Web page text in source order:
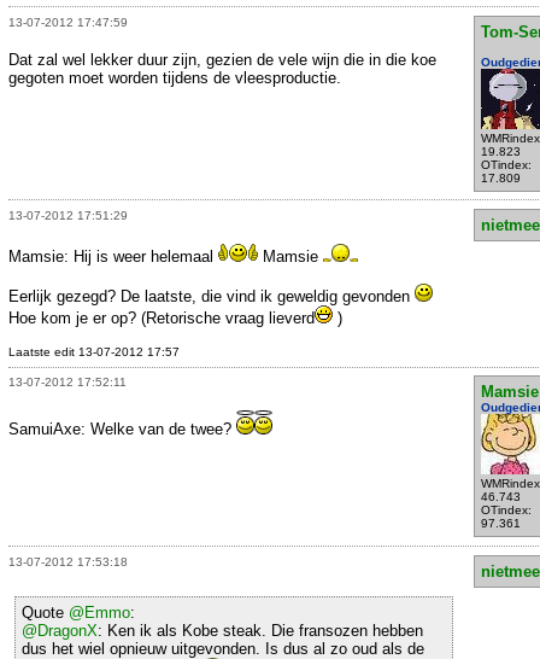
13-07-2012 17:47:59
Tom-
19.823
OTindex:
17.809
Dat zal wel lekker duur zijn, gezien de vele wijn die in die koe
gegoten moet worden tijdens de vleesproductie.
13-07-2012 17:51:29
Mamsie: Hij is weer helemaal
Mamsie
Eerlijk gezegd? De laatste, die vind ik geweldig gevonden
Hoe kom je er op? (Retorische vraag lieverd
)
Laatste edit 13-07-2012 17:57
13-07-2012 17:52:11
Mamsie
46.743
OTindex:
97.361
SamuiAxe: Welke van de twee?
13-07-2012 17:53:18
Quote @Emmo:
@DragonX: Ken ik als Kobe steak. Die fransozen hebben
dus het wiel opnieuw uitgevonden. Is dus al zo oud als de